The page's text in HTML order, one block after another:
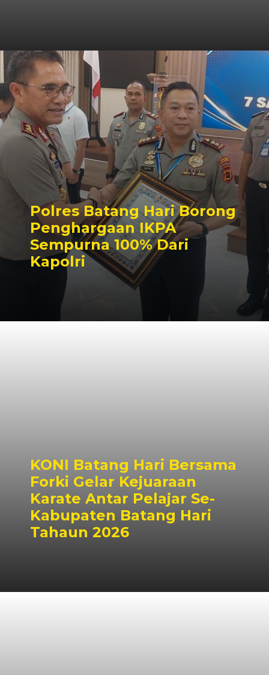
Polres Batang Hari Borong
Penghargaan IKPA
Sempurna 100% Dari
Kapolri
KONI Batang Hari Bersama
Forki Gelar Kejuaraan
Karate Antar Pelajar Se-
Kabupaten Batang Hari
Tahaun 2026